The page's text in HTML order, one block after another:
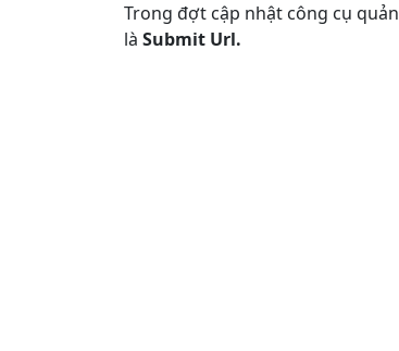
Trong đợt cập nhật công cụ
là Submit Url.